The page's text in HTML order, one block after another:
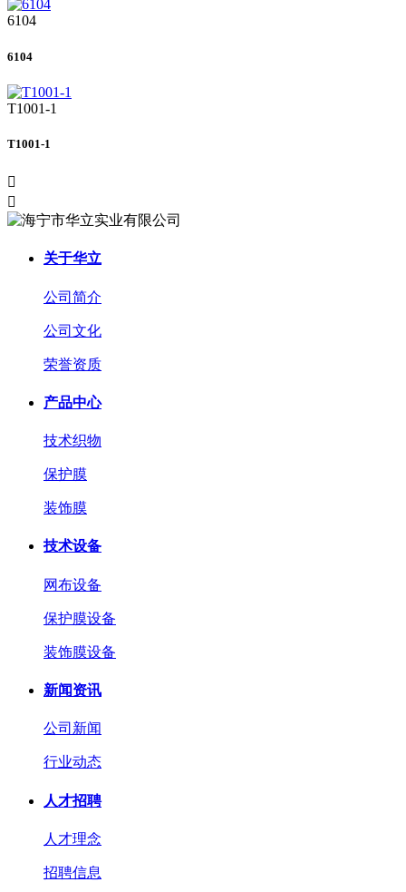
6104
6104
T1001-1
T1001-1


关于华立
公司简介
公司文化
荣誉资质
产品中心
技术织物
保护膜
装饰膜
技术设备
网布设备
保护膜设备
装饰膜设备
新闻资讯
公司新闻
行业动态
人才招聘
人才理念
招聘信息